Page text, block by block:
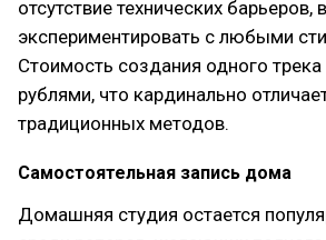
отсутствие технических
экспериментировать с любыми
Стоимость создания одного трека
рублями, что кардинально
традиционных методов.
Самостоятельная запись дома
Домашняя студия остается